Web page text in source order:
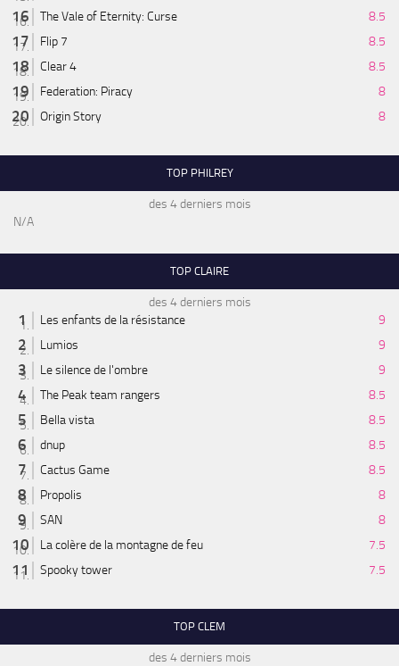
The Vale of Eternity: Curse
8.5
Flip 7
8.5
Clear 4
8.5
Federation: Piracy
8
Origin Story
8
TOP PHILREY
des 4 derniers mois
N/A
TOP CLAIRE
des 4 derniers mois
Les enfants de la résistance
9
Lumios
9
Le silence de l'ombre
9
The Peak team rangers
8.5
Bella vista
8.5
dnup
8.5
Cactus Game
8.5
Propolis
8
SAN
8
La colère de la montagne de feu
7.5
Spooky tower
7.5
TOP CLEM
des 4 derniers mois